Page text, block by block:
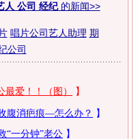
人 公司 经纪的新闻>>
唱片公司艺人助理 期
公司